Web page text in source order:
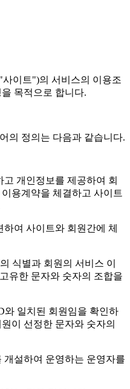
이트")의 서비스의 이용조
목적으로 합니다.
의 정의는 다음과 같습니다.
개인정보를 제공하여 회
용계약을 체결하고 사이트
여 사이트와 회원간에 체
식별과 회원의 서비스 이
유한 문자와 숫자의 조합을
일치된 회원임을 확인하
이 선정한 문자와 숫자의
설하여 운영하는 운영자를